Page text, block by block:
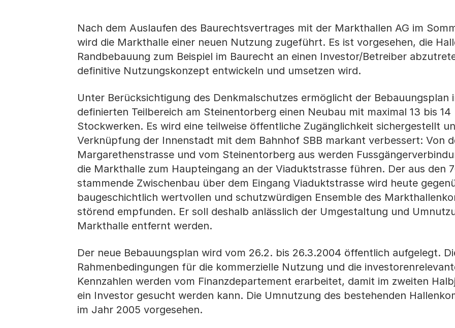
Nach dem Auslaufen des Baurechtsvertrages mit der Markthallen AG im
wird die Markthalle einer neuen Nutzung zugeführt. Es ist vorgesehen, die
Randbebauung zum Beispiel im Baurecht an einen Investor/Betreiber
definitive Nutzungskonzept entwickeln und umsetzen wird.
Unter Berücksichtigung des Denkmalschutzes ermöglicht der Bebauungsplan
definierten Teilbereich am Steinentorberg einen Neubau mit maximal 13 bis 14
Stockwerken. Es wird eine teilweise öffentliche Zugänglichkeit sichergestellt
Verknüpfung der Innenstadt mit dem Bahnhof SBB markant verbessert: Von
Margarethenstrasse und vom Steinentorberg aus werden
die Markthalle zum Haupteingang an der Viaduktstrasse führen. Der aus den
stammende Zwischenbau über dem Eingang Viaduktstrasse wird heute
baugeschichtlich wertvollen und schutzwürdigen Ensemble des
störend empfunden. Er soll deshalb anlässlich der Umgestaltung und
Markthalle entfernt werden.
Der neue Bebauungsplan wird vom 26.2. bis 26.3.2004 öffentlich aufgelegt.
Rahmenbedingungen für die kommerzielle Nutzung und die
Kennzahlen werden vom Finanzdepartement erarbeitet, damit im zweiten
ein Investor gesucht werden kann. Die Umnutzung des bestehenden
im Jahr 2005 vorgesehen.